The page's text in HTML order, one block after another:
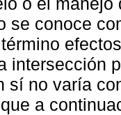
se conoce
intersección
sí no varía
a